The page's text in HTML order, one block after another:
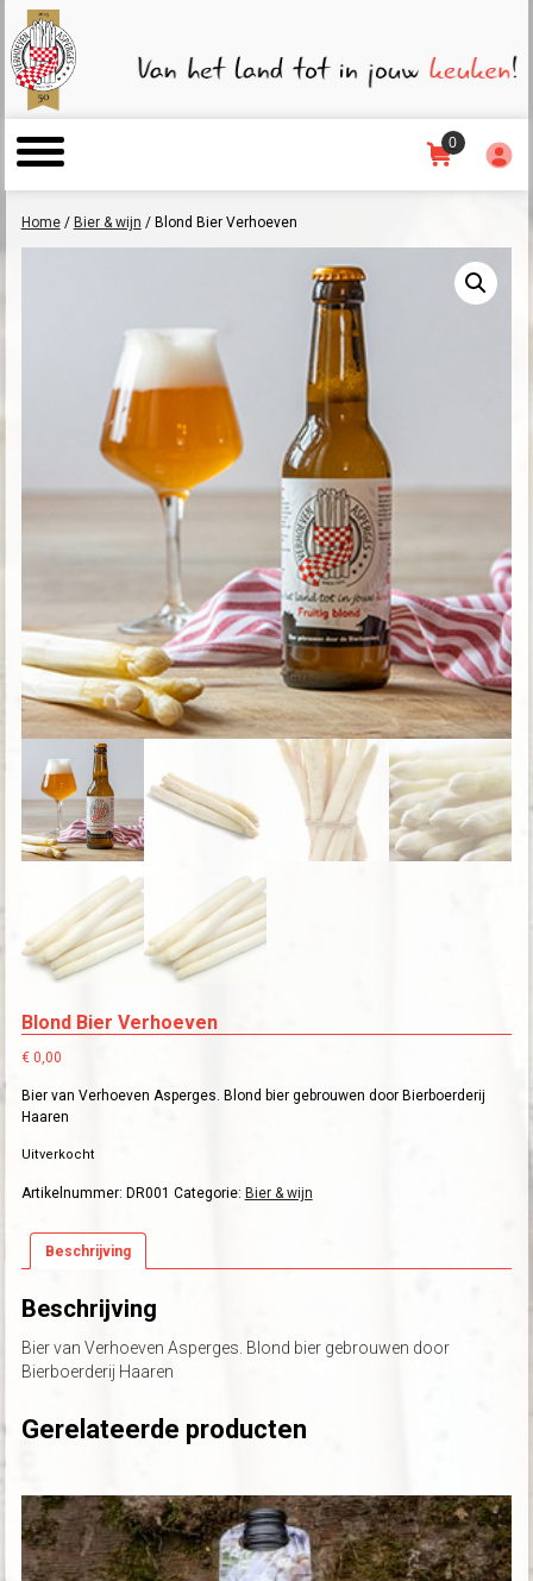
0
Home/ Bier & wijn / Blond Bier Verhoeven
Blond Bier Verhoeven
€0,00
Bier van Verhoeven Asperges. Blond bier gebrouwen door Bierboerderij
Haaren
Uitverkocht
Artikelnummer: DR001 Categorie: Bier & wijn
Beschrijving
Beschrijving
Bier van Verhoeven Asperges. Blond bier gebrouwen door
Bierboerderij Haaren
Gerelateerde producten